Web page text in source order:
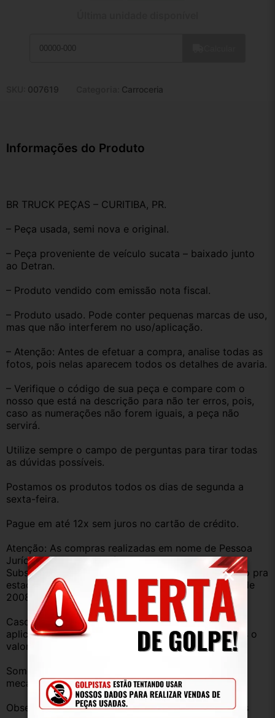
007619 Carroceria
Informações do Produto
BR TRUCK PEÇAS – CURITIBA, PR.
– Peça usada, semi nova e original.
– Peça proveniente de veículo sucata – baixado junto
ao Detran.
– Produto vendido com emissão nota fiscal.
– Produto usado. Pode conter pequenas marcas de uso,
mas que não interferem no uso/aplicação.
– Atenção: Antes de efetuar a compra, analise todas as
fotos, pois nelas aparecem todos os detalhes de avaria.
– Verifique o código de sua peça e compare com o
nosso que está na descrição para não ter erros, pois,
caso as numerações não forem iguais, a peça não
servirá.
Utilize sempre o campo de perguntas para tirar todas
as dúvidas possíveis.
Postamos os produtos todos os dias de segunda a
sexta-feira.
Pague em até 12x sem juros no cartão de crédito.
Atenção: As compras realizadas em nome de Pessoa
Jurídica estão sujeitas à cobrança de ICMS,
Substituição Tributária diferença de ICMS de estado pra
estado conforme Protocolo ICMS 41, de 4 de abril de
2008.
Caso você tenha dúvidas sobre o percentual a ser
aplicado, nos consulte através do campo perguntas o
valor que será acrescentado.
Somos uma empresa com amplo estoque de peças
mecânica, lataria, acessórios, entre outros.
Observação: Considerando que recebemos veículos